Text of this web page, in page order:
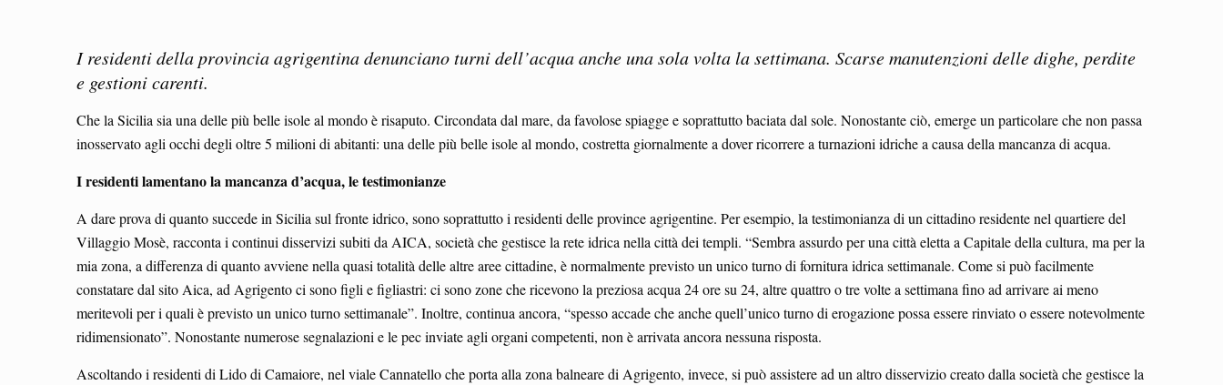
I residenti della provincia agrigentina denunciano turni dell’acqua anche una sola volta la settimana. Scarse manutenzioni delle dighe, perdite
e gestioni carenti.
Che la Sicilia sia una delle più belle isole al mondo è risaputo. Circondata dal mare, da favolose spiagge e soprattutto baciata dal sole. Nonostante ciò, emerge un particolare che non passa
inosservato agli occhi degli oltre 5 milioni di abitanti: una delle più belle isole al mondo, costretta giornalmente a dover ricorrere a turnazioni idriche a causa della mancanza di acqua.
I residenti lamentano la mancanza d’acqua, le testimonianze
A dare prova di quanto succede in Sicilia sul fronte idrico, sono soprattutto i residenti delle province agrigentine. Per esempio, la testimonianza di un cittadino residente nel quartiere del
Villaggio Mosè, racconta i continui disservizi subiti da AICA, società che gestisce la rete idrica nella città dei templi. “Sembra assurdo per una città eletta a Capitale della cultura, ma per la
mia zona, a differenza di quanto avviene nella quasi totalità delle altre aree cittadine, è normalmente previsto un unico turno di fornitura idrica settimanale. Come si può facilmente
constatare dal sito Aica, ad Agrigento ci sono figli e figliastri: ci sono zone che ricevono la preziosa acqua 24 ore su 24, altre quattro o tre volte a settimana fino ad arrivare ai meno
meritevoli per i quali è previsto un unico turno settimanale”. Inoltre, continua ancora, “spesso accade che anche quell’unico turno di erogazione possa essere rinviato o essere notevolmente
ridimensionato”. Nonostante numerose segnalazioni e le pec inviate agli organi competenti, non è arrivata ancora nessuna risposta.
Ascoltando i residenti di Lido di Camaiore, nel viale Cannatello che porta alla zona balneare di Agrigento, invece, si può assistere ad un altro disservizio creato dalla società che gestisce la